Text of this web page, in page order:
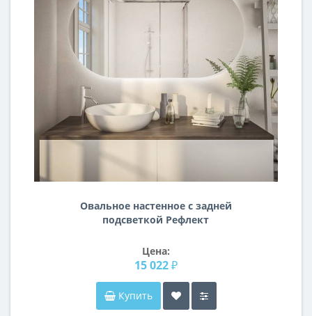
Овальное настенное с задней
подсветкой Рефлект
Цена:
15 022 ₽
Купить